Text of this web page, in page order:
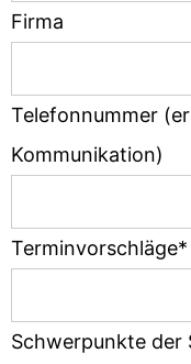
Firma
Telefonnummer
Kommunikation)
Terminvorschläge*
Schwerpunkte der